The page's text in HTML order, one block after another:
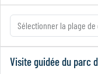
Visite guidée du parc